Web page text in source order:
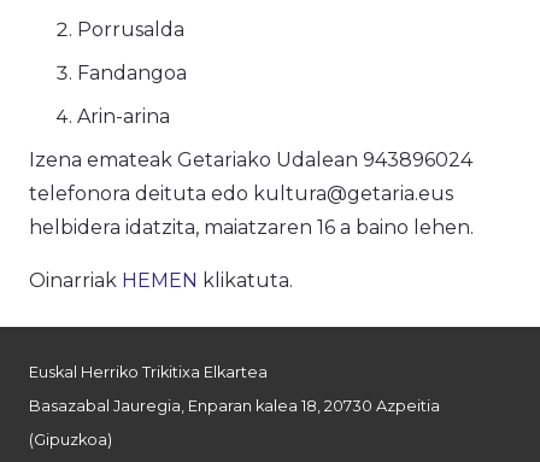
Porrusalda
Fandangoa
Arin-arina
Izena emateak Getariako Udalean 943896024
telefonora deituta edo kultura@getaria.eus
helbidera idatzita, maiatzaren 16 a baino lehen.
Oinarriak HEMEN klikatuta.
Euskal Herriko Trikitixa Elkartea
Basazabal Jauregia, Enparan kalea 18, 20730 Azpeitia
(Gipuzkoa)